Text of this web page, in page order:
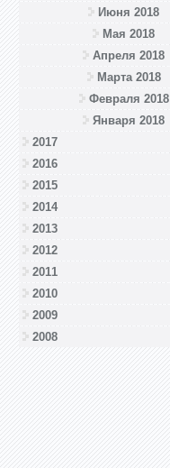
Июня 2018
Мая 2018
Апреля 2018
Марта 2018
Февраля 2018
Января 2018
2017
2016
2015
2014
2013
2012
2011
2010
2009
2008